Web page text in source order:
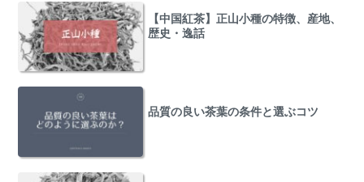
【中国紅茶】正山小種の特徴、産地、
歴史・逸話
品質の良い茶葉の条件と選ぶコツ